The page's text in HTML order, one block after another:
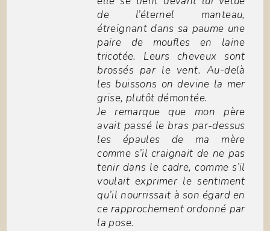
de l’éternel manteau,
étreignant dans sa paume une
paire de moufles en laine
tricotée. Leurs cheveux sont
brossés par le vent. Au-delà
les buissons on devine la mer
grise, plutôt démontée.
Je remarque que mon père
avait passé le bras par-dessus
les épaules de ma mère
comme s’il craignait de ne pas
tenir dans le cadre, comme s’il
voulait exprimer le sentiment
qu’il nourrissait à son égard en
ce rapprochement ordonné par
la pose.